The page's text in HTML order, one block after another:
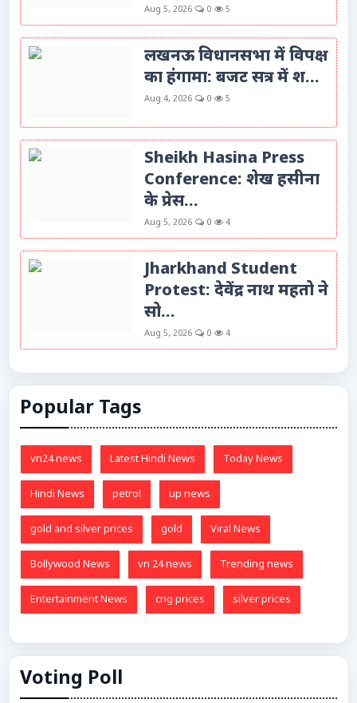
Aug 5, 2026 0 5
लखनऊ विधानसभा में विपक्ष
का हंगामा: बजट सत्र में श...
Aug 4, 2026 0 5
Sheikh Hasina Press
Conference: शेख हसीना
के प्रेस...
Aug 5, 2026 0 4
Jharkhand Student
Protest: देवेंद्र नाथ महतो ने
सो...
Aug 5, 2026 0 4
Popular Tags
vn24 news Latest Hindi News Today News
Hindi News petrol up news
gold and silver prices gold Viral News
Bollywood News vn 24 news Trending news
Entertainment News cng prices silver prices
Voting Poll